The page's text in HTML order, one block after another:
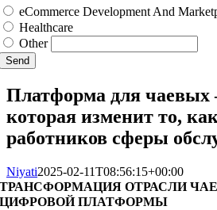
eCommerce Development And
Healthcare
Other
Send
Платформа для чаевых
которая изменит то,
работников сферы
Niyati2025-02-11T08:56:15+00:00
ТРАНСФОРМАЦИЯ ОТРАСЛИ
ЦИФРОВОЙ ПЛАТФОРМЫ